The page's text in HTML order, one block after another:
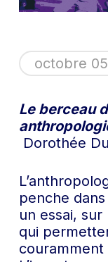
octobre
Le berceau
Dorothée
penche
un essai,
qui